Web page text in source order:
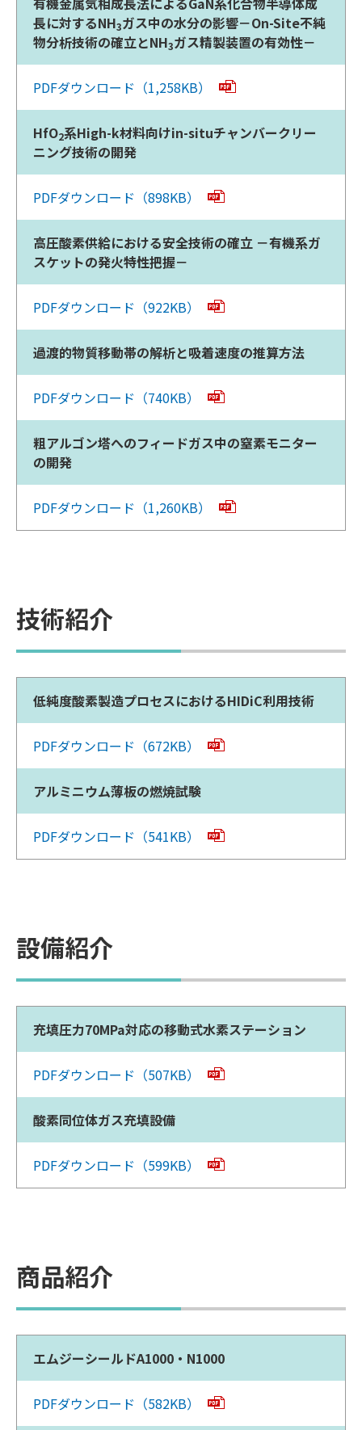
長に対するNH3ガス中の水分の影響－On-Site不純
物分析技術の確立とNH3ガス精製装置の有効性－
PDFダウンロード（1,258KB）
HfO2系High-k材料向けin-situチャンバークリー
ニング技術の開発
PDFダウンロード（898KB）
高圧酸素供給における安全技術の確立 －有機系ガ
スケットの発火特性把握－
PDFダウンロード（922KB）
過渡的物質移動帯の解析と吸着速度の推算方法
PDFダウンロード（740KB）
粗アルゴン塔へのフィードガス中の窒素モニター
の開発
PDFダウンロード（1,260KB）
技術紹介
低純度酸素製造プロセスにおけるHIDiC利用技術
PDFダウンロード（672KB）
アルミニウム薄板の燃焼試験
PDFダウンロード（541KB）
設備紹介
充填圧力70MPa対応の移動式水素ステーション
PDFダウンロード（507KB）
酸素同位体ガス充填設備
PDFダウンロード（599KB）
商品紹介
エムジーシールドA1000・N1000
PDFダウンロード（582KB）